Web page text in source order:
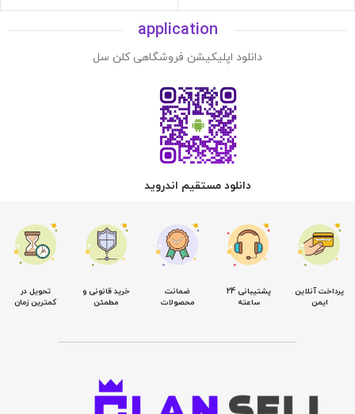
application
دانلود اپلیکیشن فروشگاهی کلن سل
دانلود مستقیم اندروید
پرداخت آنلاین
ایمن
پشتیبانی 24
ساعته
ضمانت
محصولات
خرید قانونی و
مطمئن
تحویل در
کمترین زمان